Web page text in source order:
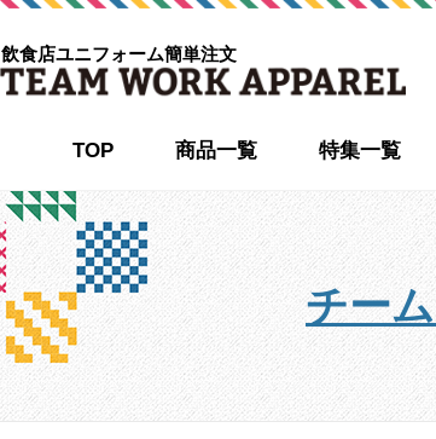
飲食店ユニフォーム簡単注文
TOP 商品一覧 特集一覧
チー